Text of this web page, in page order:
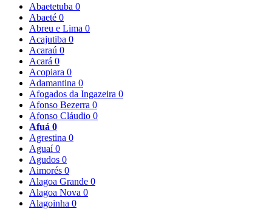
Abaetetuba 0
Abaeté 0
Abreu e Lima 0
Acajutiba 0
Acaraú 0
Acará 0
Acopiara 0
Adamantina 0
Afogados da Ingazeira 0
Afonso Bezerra 0
Afonso Cláudio 0
Afuá 0
Agrestina 0
Aguaí0
Agudos 0
Aimorés 0
Alagoa Grande 0
Alagoa Nova 0
Alagoinha 0